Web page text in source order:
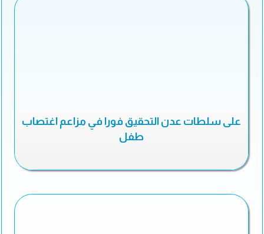
على سلطات عدن التحقيق فورا في مزاعم اغتصاب
طفل